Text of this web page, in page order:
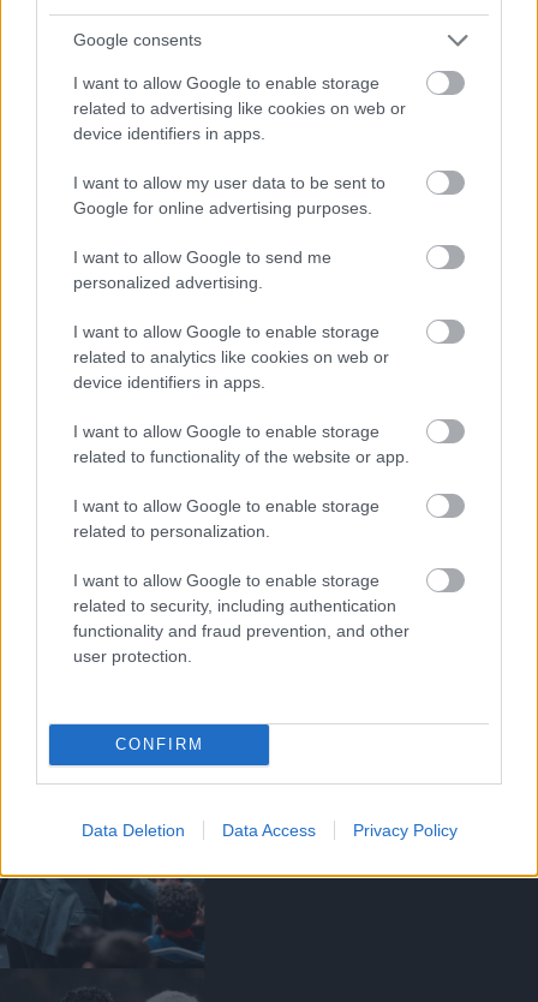
Google consents
I want to allow Google to enable storage
related to advertising like cookies on web or
device identifiers in apps.
I want to allow my user data to be sent to
Google for online advertising purposes.
I want to allow Google to send me
personalized advertising.
I want to allow Google to enable storage
related to analytics like cookies on web or
device identifiers in apps.
I want to allow Google to enable storage
related to functionality of the website or app.
I want to allow Google to enable storage
related to personalization.
I want to allow Google to enable storage
related to security, including authentication
functionality and fraud prevention, and other
user protection.
CONFIRM
Data Deletion Data Access Privacy Policy
Támogatás
a ManUtdFanatics.hu működését!
Kapcsolódó hírek
SIR ALEX FERGUSON
FLETCHER "SZÜRREÁLIS"
HETÉRŐL, BRUNORÓL ÉS A